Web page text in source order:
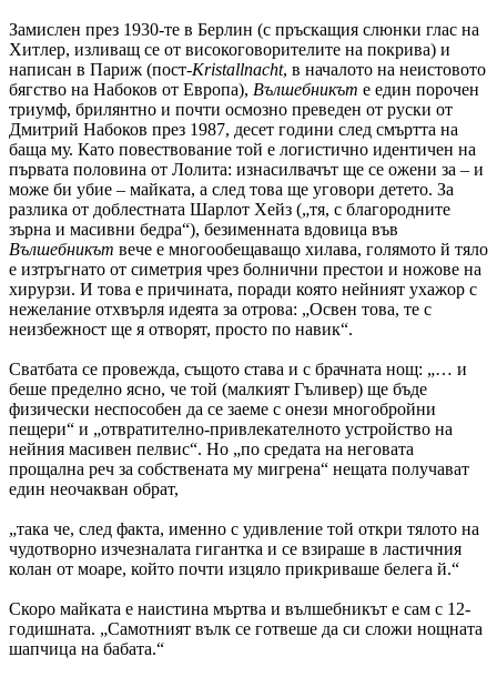
Замислен през 1930-те в Берлин (с пръскащия слюнки глас на
Хитлер, изливащ се от високоговорителите на покрива) и
написан в Париж (пост-Kristallnacht, в началото на неистовото
бягство на Набоков от Европа), Вълшебникът е един порочен
триумф, брилянтно и почти осмозно преведен от руски от
Дмитрий Набоков през 1987, десет години след смъртта на
баща му. Като повествование той е логистично идентичен на
първата половина от Лолита: изнасилвачът ще се ожени за – и
може би убие – майката, а след това ще уговори детето. За
разлика от доблестната Шарлот Хейз („тя, с благородните
зърна и масивни бедра“), безименната вдовица във
Вълшебникът вече е многообещаващо хилава, голямото й тяло
е изтръгнато от симетрия чрез болнични престои и ножове на
хирурзи. И това е причината, поради която нейният ухажор с
нежелание отхвърля идеята за отрова: „Освен това, те с
неизбежност ще я отворят, просто по навик“.
Сватбата се провежда, същото става и с брачната нощ: „… и
беше пределно ясно, че той (малкият Гъливер) ще бъде
физически неспособен да се заеме с онези многобройни
пещери“ и „отвратително-привлекателното устройство на
нейния масивен пелвис“. Но „по средата на неговата
прощална реч за собствената му мигрена“ нещата получават
един неочакван обрат,
„така че, след факта, именно с удивление той откри тялото на
чудотворно изчезналата гигантка и се взираше в ластичния
колан от моаре, който почти изцяло прикриваше белега й.“
Скоро майката е наистина мъртва и вълшебникът е сам с 12-
годишната. „Самотният вълк се готвеше да си сложи нощната
шапчица на бабата.“